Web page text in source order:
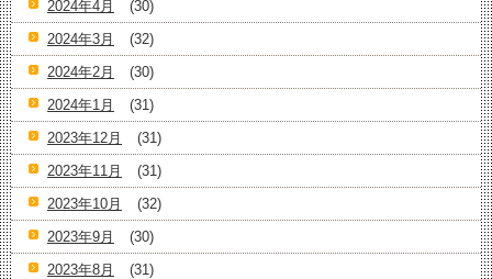
2024年4月
(30)
2024年3月
(32)
2024年2月
(30)
2024年1月
(31)
2023年12月
(31)
2023年11月
(31)
2023年10月
(32)
2023年9月
(30)
2023年8月
(31)